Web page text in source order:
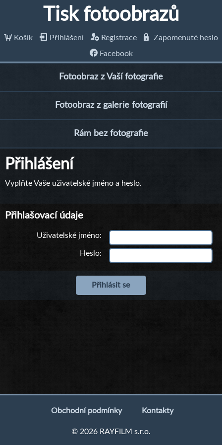
Tisk fotoobrazů
Košík Přihlášení Registrace
Zapomenuté heslo
Facebook
Fotoobraz z Vaší fotografie
Fotoobraz z galerie fotografií
Rám bez fotografie
Přihlášení
Vyplňte Vaše uživatelské jméno a heslo.
Přihlašovací údaje
Uživatelské jméno
Heslo
Obchodní podmínky Kontakty
© 2026 RAYFILM s.r.o.